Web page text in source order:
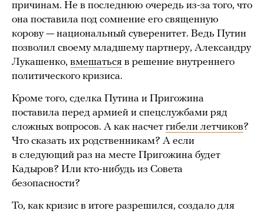
причинам. Не в последнюю очередь из-за того, что
она поставила под сомнение его священную
корову — национальный суверенитет. Ведь Путин
позволил своему младшему партнеру, Александру
Лукашенко, вмешаться в решение внутреннего
политического кризиса.
Кроме того, сделка Путина и Пригожина
поставила перед армией и спецслужбами ряд
сложных вопросов. А как насчет гибели летчиков?
Что сказать их родственникам? А если
в следующий раз на месте Пригожина будет
Кадыров? Или кто-нибудь из Совета
безопасности?
То, как кризис в итоге разрешился, создало для